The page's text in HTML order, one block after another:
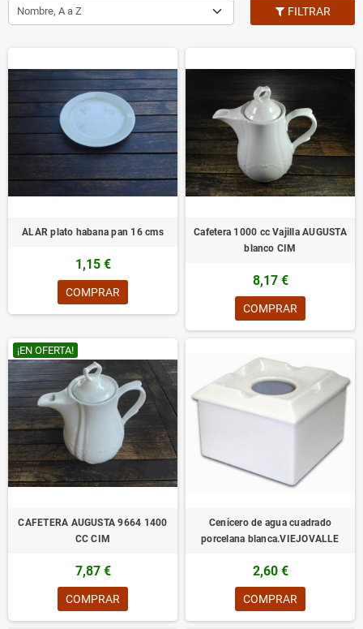
Nombre, A a Z FILTRAR
ALAR plato habana pan 16 cms
1,15 €
COMPRAR
Cafetera 1000 cc Vajilla AUGUSTA
blanco CIM
8,17 €
COMPRAR
¡EN OFERTA!
CAFETERA AUGUSTA 9664 1400
CC CIM
7,87 €
COMPRAR
Cenicero de agua cuadrado
porcelana blanca.VIEJOVALLE
2,60 €
COMPRAR